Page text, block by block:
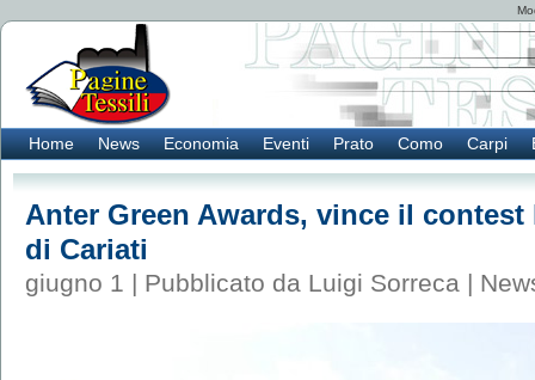
Home News Economia Eventi Prato Como Carpi
Anter Green Awards, vince il
di Cariati
giugno 1 | Pubblicato da Luigi Sorreca |